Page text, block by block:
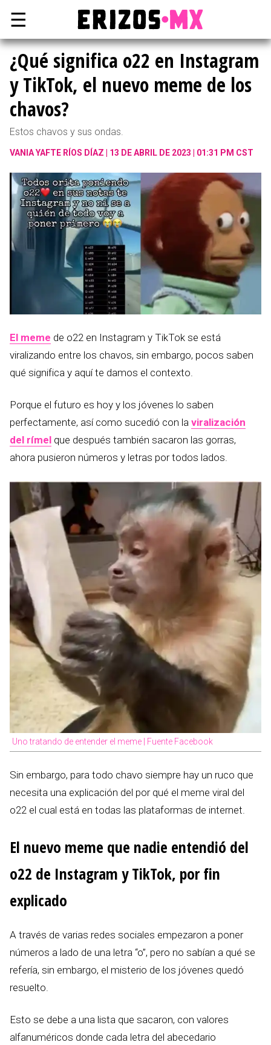
☰
¿Qué significa o22 en Instagram
y TikTok, el nuevo meme de los
chavos?
Estos chavos y sus ondas.
VANIA YAFTE RÍOS DÍAZ 13 DE ABRIL DE 2023 | 01:31 PM CST
El meme de o22 en Instagram y TikTok se está
viralizando entre los chavos, sin embargo, pocos saben
qué significa y aquí te damos el contexto.
Porque el futuro es hoy y los jóvenes lo saben
perfectamente, así como sucedió con la viralización
del rímel que después también sacaron las gorras,
ahora pusieron números y letras por todos lados.
Uno tratando de entender el meme | Fuente Facebook
Sin embargo, para todo chavo siempre hay un ruco que
necesita una explicación del por qué el meme viral del
o22 el cual está en todas las plataformas de internet.
El nuevo meme que nadie entendió del
o22 de Instagram y TikTok, por fin
explicado
A través de varias redes sociales empezaron a poner
números a lado de una letra “o”, pero no sabían a qué se
refería, sin embargo, el misterio de los jóvenes quedó
resuelto.
Esto se debe a una lista que sacaron, con valores
alfanuméricos donde cada letra del abecedario